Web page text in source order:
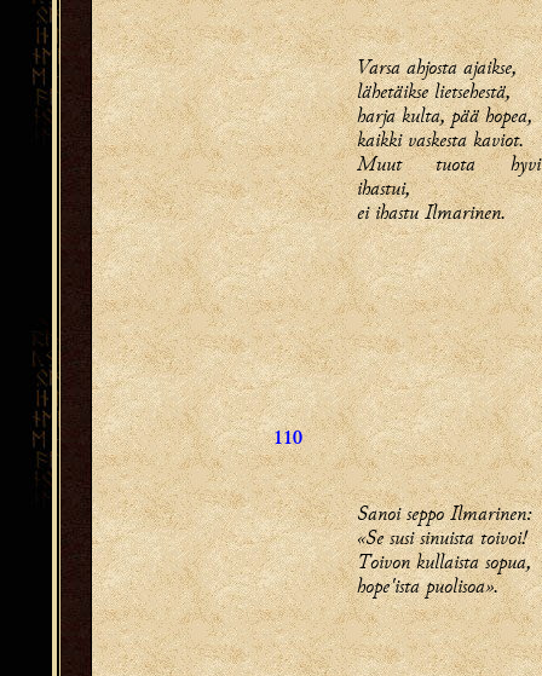
110
Varsa ahjosta ajaikse,
lähetäikse lietsehestä,
harja kulta, pää hopea,
kaikki vaskesta kaviot.
Muut tuota
ihastui,
ei ihastu Ilmarinen.
Sanoi seppo Ilmarinen:
«Se susi sinuista toivoi!
Toivon kullaista sopua,
hope'ista puolisoa».